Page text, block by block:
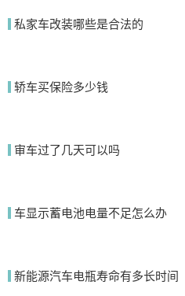
私家车改装哪些是合法的
轿车买保险多少钱
审车过了几天可以吗
车显示蓄电池电量不足怎么办
新能源汽车电瓶寿命有多长时间